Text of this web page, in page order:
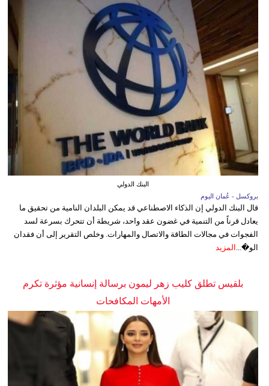
البنك الدولي
بروكسل - عُمان اليوم
قال البنك الدولي إن الذكاء الاصطناعي قد يمكن البلدان النامية من تحقيق ما
يعادل قرناً من التنمية في غضون عقد واحد، شريطة أن تتحرك بسرعة لسد
الفجوات في مجالات الطاقة والاتصال والمهارات. وخلص التقرير إلى أن فقدان
الو�...
المزيد
بلقيس تطلق كليب زهر ليمون برسالة إنسانية مؤثرة تكرم
الأمهات المكافحات